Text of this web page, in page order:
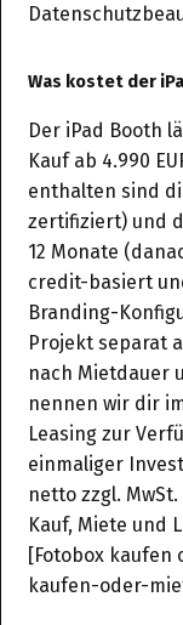
Was kostet der
Der iPad Booth
Kauf ab 4.990
enthalten sind
zertifiziert) und
12 Monate
credit-basiert
Branding-
Projekt separat
nach Mietdauer
nennen wir dir
Leasing zur
einmaliger
netto zzgl.
Kauf, Miete und
[Fotobox
kaufen-oder-